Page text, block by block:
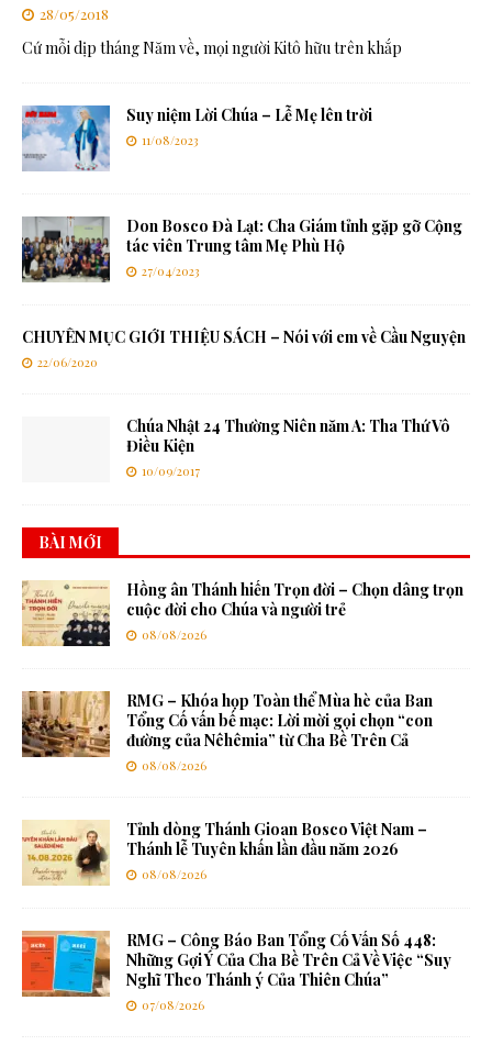
28/05/2018
Cứ mỗi dịp tháng Năm về, mọi người Kitô hữu trên khắp
Suy niệm Lời Chúa – Lễ Mẹ lên trời
11/08/2023
Don Bosco Đà Lạt: Cha Giám tỉnh gặp gỡ Cộng
tác viên Trung tâm Mẹ Phù Hộ
27/04/2023
CHUYÊN MỤC GIỚI THIỆU SÁCH – Nói với em về Cầu Nguyện
22/06/2020
Chúa Nhật 24 Thường Niên năm A: Tha Thứ Vô
Điều Kiện
10/09/2017
BÀI MỚI
Hồng ân Thánh hiến Trọn đời – Chọn dâng trọn
cuộc đời cho Chúa và người trẻ
08/08/2026
RMG – Khóa họp Toàn thể Mùa hè của Ban
Tổng Cố vấn bế mạc: Lời mời gọi chọn “con
đường của Nêhêmia” từ Cha Bề Trên Cả
08/08/2026
Tỉnh dòng Thánh Gioan Bosco Việt Nam –
Thánh lễ Tuyên khấn lần đầu năm 2026
08/08/2026
RMG – Công Báo Ban Tổng Cố Vấn Số 448:
Những Gợi Ý Của Cha Bề Trên Cả Về Việc “Suy
Nghĩ Theo Thánh ý Của Thiên Chúa”
07/08/2026